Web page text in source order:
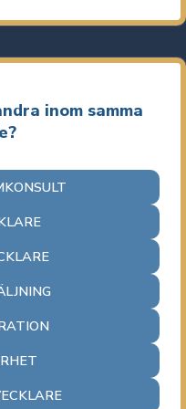
inom samma